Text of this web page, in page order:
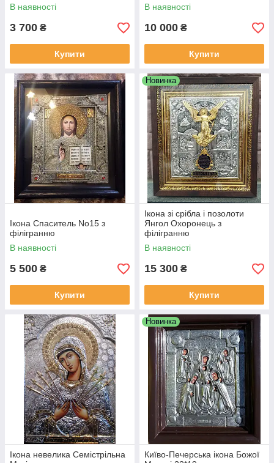
В наявності
3 700 ₴
Купити
В наявності
10 000 ₴
Купити
Ікона Спаситель No15 з
філігранню
В наявності
5 500 ₴
Купити
Новинка
Ікона зі срібла і позолоти
Янгол Охоронець з
філігранню
В наявності
15 300 ₴
Купити
Ікона невелика Семістрільна
Новинка
Київо-Печерська ікона Божої